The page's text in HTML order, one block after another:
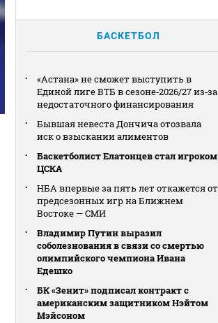
БАСКЕТБОЛ
«Астана» не сможет выступить в
Единой лиге ВТБ в сезоне‑2026/27 из‑за
недостаточного финансирования
Бывшая невеста Дончича отозвала
иск о взыскании алиментов
Баскетболист Елатонцев стал игроком
ЦСКА
НБА впервые за пять лет откажется от
предсезонных игр на Ближнем
Востоке — СМИ
Владимир Путин выразил
соболезнования в связи со смертью
олимпийского чемпиона Ивана
Едешко
БК «Зенит» подписал контракт с
американским защитником Нэйтом
Мэйсоном